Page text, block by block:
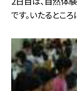
です。いたるとこ